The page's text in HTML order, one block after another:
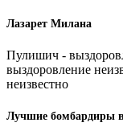
Лазарет Милана
Пулишич -
выздоровление
неизвестно
Лучшие бомбардиры